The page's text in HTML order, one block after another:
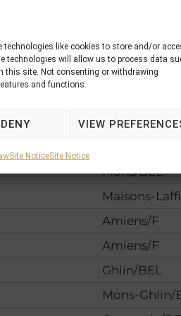
technologies like cookies to store and/or
technologies will allow us to process data
this site. Not consenting or withdrawing
and functions.
DENY VIEW
Site NoticeSite Notice
Mons/BEL
Vitteaux/F
Mons/BEL
Maisons-
Amiens/F
Amiens/F
Ghlin/BEL
Mons-Ghlin/